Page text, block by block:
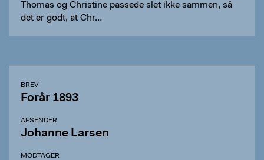
Thomas og Christine passede slet ikke sammen, så
det er godt, at Chr…
BREV
Forår 1893
AFSENDER
Johanne Larsen
MODTAGER